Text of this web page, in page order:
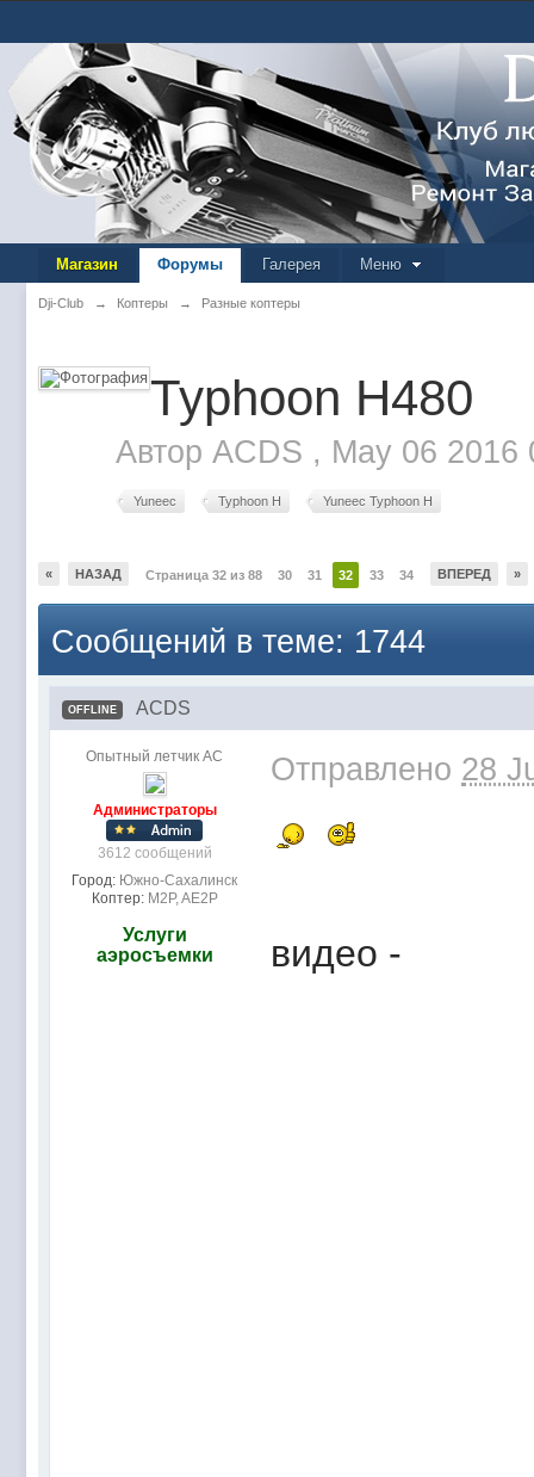
Магазин Форумы Галерея Меню
Dji-Club → Коптеры → Разные коптеры
Typhoon H480
Автор ACDS , May 06 2016
Yuneec Typhoon H Yuneec Typhoon H
« НАЗАД Страница 32 из 88 30 31 32 33 34 ВПЕРЕД »
Сообщений в теме: 1744
OFFLINE ACDS
Опытный летчик АС
Администраторы
3612 сообщений
Город: Южно-Сахалинск
Коптер: M2P, AE2P
Услуги
аэросъемки
Отправлено 28
видео -